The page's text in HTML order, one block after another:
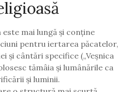
este mai lungă și conține
pentru iertarea păcatelor,
și cântări specifice („Veșnica
tămâia și lumânările ca
și luminii.